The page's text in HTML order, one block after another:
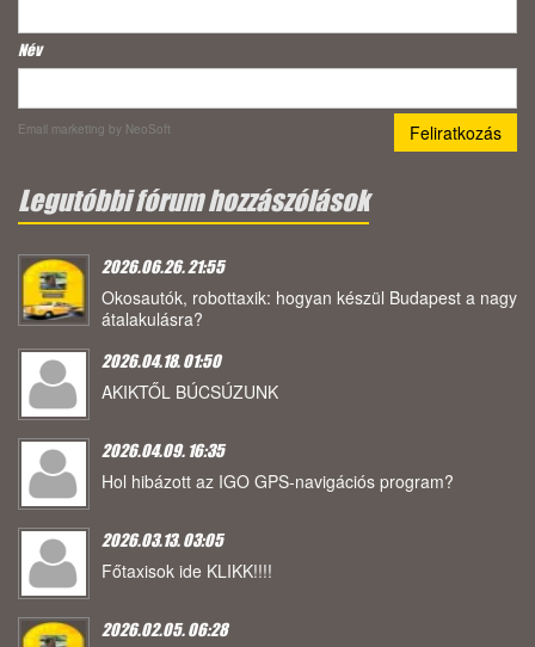
Név
Email marketing by NeoSoft
Legutóbbi fórum hozzászólások
2026.06.26. 21:55
Okosautók, robottaxik: hogyan készül Budapest a nagy
átalakulásra?
2026.04.18. 01:50
AKIKTŐL BÚCSÚZUNK
2026.04.09. 16:35
Hol hibázott az IGO GPS-navigációs program?
2026.03.13. 03:05
Főtaxisok ide KLIKK!!!!
2026.02.05. 06:28